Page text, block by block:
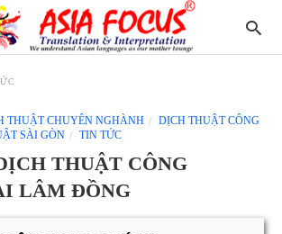
THUẬT CHUYÊN NGHÀNH
DỊCH THUẬT CÔNG
SÀI GÒN TIN TỨC
THUẬT CÔNG
LÂM ĐỒNG